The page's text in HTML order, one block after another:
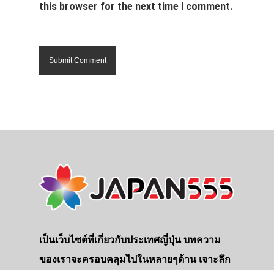
this browser for the next time I comment.
เป็นเว็บไซต์ที่เกี่ยวกับประเทศญี่ปุ่น บทความ
ของเราจะครอบคลุมไปในหลายๆด้าน เจาะลึก